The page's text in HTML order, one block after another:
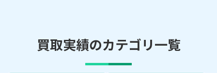
買取実績のカテゴリ一覧